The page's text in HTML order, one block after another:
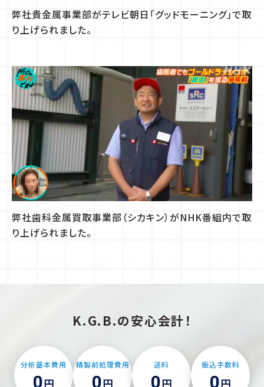
弊社貴金属事業部がテレビ朝日「グッドモーニング」で取
り上げられました。
弊社歯科金属買取事業部（シカキン）がNHK番組内で取
り上げられました。
K.G.B.の安心会計！
分析基本費用
0円
精製前処理費用
0円
送料
0円
振込手数料
0円